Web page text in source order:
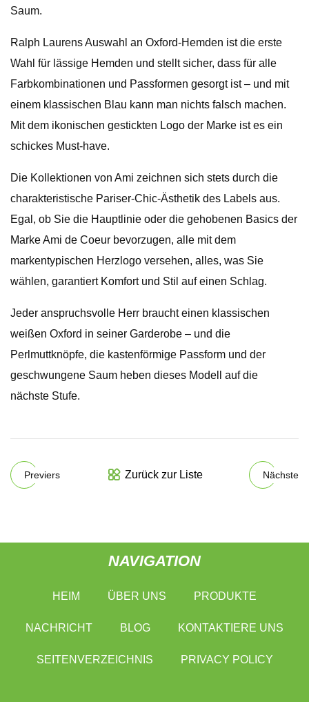
Saum.
Ralph Laurens Auswahl an Oxford-Hemden ist die erste
Wahl für lässige Hemden und stellt sicher, dass für alle
Farbkombinationen und Passformen gesorgt ist – und mit
einem klassischen Blau kann man nichts falsch machen.
Mit dem ikonischen gestickten Logo der Marke ist es ein
schickes Must-have.
Die Kollektionen von Ami zeichnen sich stets durch die
charakteristische Pariser-Chic-Ästhetik des Labels aus.
Egal, ob Sie die Hauptlinie oder die gehobenen Basics der
Marke Ami de Coeur bevorzugen, alle mit dem
markentypischen Herzlogo versehen, alles, was Sie
wählen, garantiert Komfort und Stil auf einen Schlag.
Jeder anspruchsvolle Herr braucht einen klassischen
weißen Oxford in seiner Garderobe – und die
Perlmuttknöpfe, die kastenförmige Passform und der
geschwungene Saum heben dieses Modell auf die
nächste Stufe.
Previers Zurück zur Liste Nächste
NAVIGATION
HEIM ÜBER UNS PRODUKTE
NACHRICHT BLOG KONTAKTIERE UNS
SEITENVERZEICHNIS PRIVACY POLICY